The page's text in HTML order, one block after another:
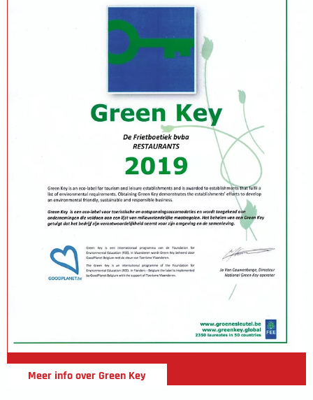
Meer info over Green Key